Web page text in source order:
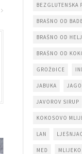
BEZGLUTENSKA
BRAŠNO OD
BRAŠNO OD
BRAŠNO OD
GROŽĐICE
JABUKA
JAVOROV SIRUP
KOKOSOVO
LAN
MED MLIJEKO